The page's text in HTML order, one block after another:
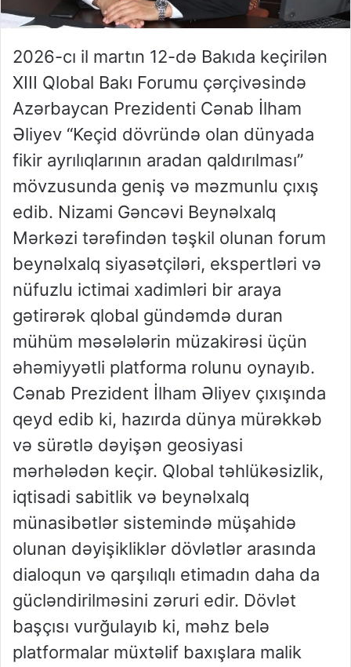
2026-cı il martın 12-də Bakıda keçirilən
XIII Qlobal Bakı Forumu çərçivəsində
Azərbaycan Prezidenti Cənab İlham
Əliyev “Keçid dövründə olan dünyada
fikir ayrılıqlarının aradan qaldırılması”
mövzusunda geniş və məzmunlu çıxış
edib. Nizami Gəncəvi Beynəlxalq
Mərkəzi tərəfindən təşkil olunan forum
beynəlxalq siyasətçiləri, ekspertləri və
nüfuzlu ictimai xadimləri bir araya
gətirərək qlobal gündəmdə duran
mühüm məsələlərin müzakirəsi üçün
əhəmiyyətli platforma rolunu oynayıb.
Cənab Prezident İlham Əliyev çıxışında
qeyd edib ki, hazırda dünya mürəkkəb
və sürətlə dəyişən geosiyasi
mərhələdən keçir. Qlobal təhlükəsizlik,
iqtisadi sabitlik və beynəlxalq
münasibətlər sistemində müşahidə
olunan dəyişikliklər dövlətlər arasında
dialoqun və qarşılıqlı etimadın daha da
gücləndirilməsini zəruri edir. Dövlət
başçısı vurğulayıb ki, məhz belə
platformalar müxtəlif baxışlara malik